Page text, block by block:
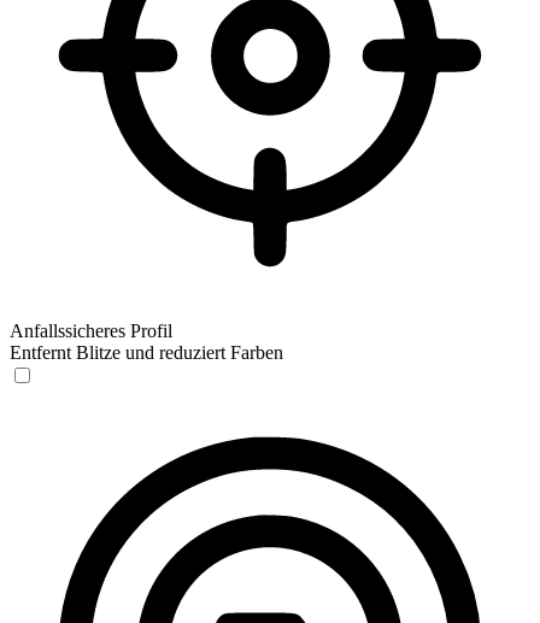
Anfallssicheres Profil
Entfernt Blitze und reduziert Farben